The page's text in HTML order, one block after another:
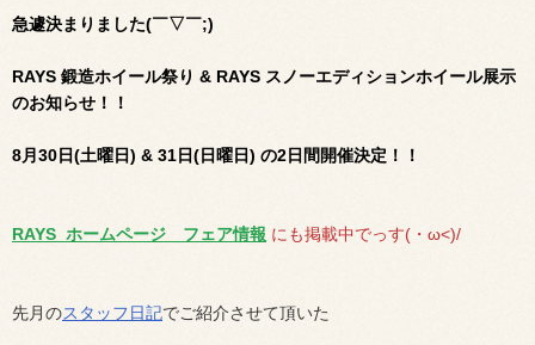
急遽決まりました(￣▽￣;)
RAYS 鍛造ホイール祭り & RAYS スノーエディションホイール展示
のお知らせ！！
8月30日(土曜日) & 31日(日曜日) の2日間開催決定！！
RAYS ホームページ フェア情報 にも掲載中でっす(・ω<)/
先月のスタッフ日記でご紹介させて頂いた